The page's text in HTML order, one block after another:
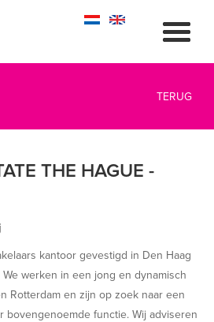
TERUG
THE HAGUE -
kantoor gevestigd in Den Haag
werken in een jong en dynamisch
Rotterdam en zijn op zoek naar een
bovengenoemde functie. Wij adviseren